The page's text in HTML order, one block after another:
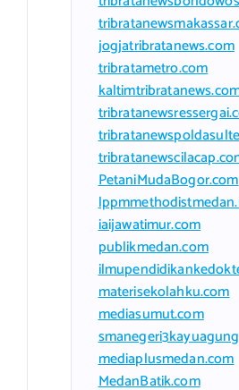
jogjatribratanews.com
tribratametro.com
PetaniMudaBogor.com
iaijawatimur.com
publikmedan.com
materisekolahku.com
mediasumut.com
mediaplusmedan.com
MedanBatik.com